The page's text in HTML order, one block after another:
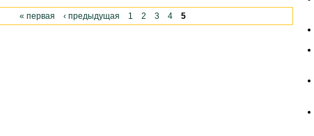
« первая ‹ предыдущая 1 2 3 4 5